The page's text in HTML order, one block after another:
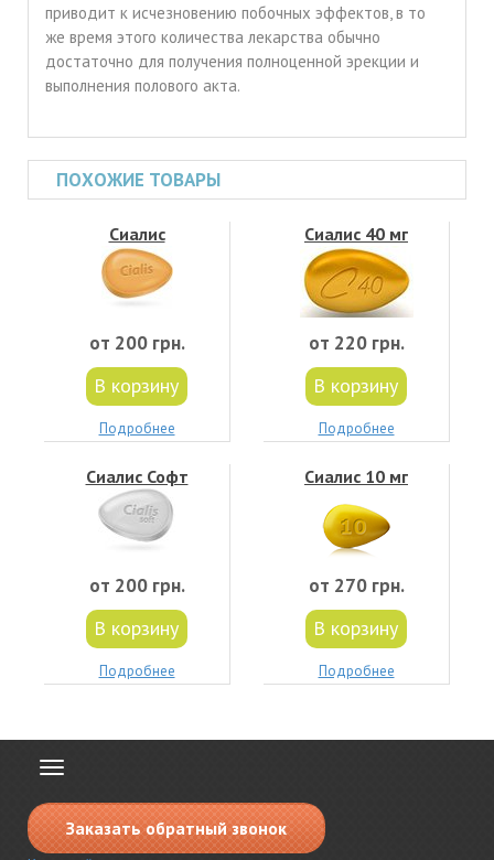
приводит к исчезновению побочных эффектов, в то
же время этого количества лекарства обычно
достаточно для получения полноценной эрекции и
выполнения полового акта.
ПОХОЖИЕ ТОВАРЫ
Сиалис
от 200 грн.
В корзину
Подробнее
Сиалис 40 мг
от 220 грн.
В корзину
Подробнее
Сиалис Софт
от 200 грн.
В корзину
Подробнее
Сиалис 10 мг
от 270 грн.
В корзину
Подробнее
Toggle
Заказать обратный звонок